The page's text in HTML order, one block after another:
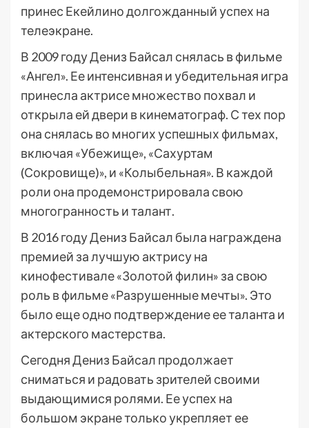
принес Екейлино долгожданный успех на
телеэкране.
В 2009 году Дениз Байсал снялась в фильме
«Ангел». Ее интенсивная и убедительная игра
принесла актрисе множество похвал и
открыла ей двери в кинематограф. С тех пор
она снялась во многих успешных фильмах,
включая «Убежище», «Сахуртам
(Сокровище)», и «Колыбельная». В каждой
роли она продемонстрировала свою
многогранность и талант.
В 2016 году Дениз Байсал была награждена
премией за лучшую актрису на
кинофестивале «Золотой филин» за свою
роль в фильме «Разрушенные мечты». Это
было еще одно подтверждение ее таланта и
актерского мастерства.
Сегодня Дениз Байсал продолжает
сниматься и радовать зрителей своими
выдающимися ролями. Ее успех на
большом экране только укрепляет ее